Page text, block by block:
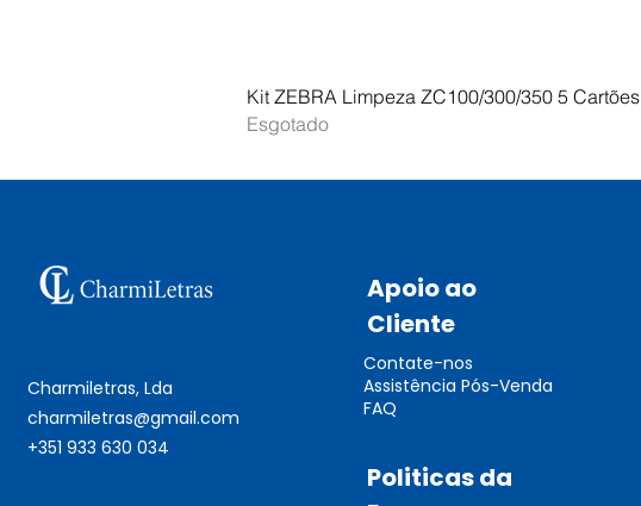
Kit ZEBRA Limpeza ZC100/300/350 5 Cartões
Esgotado
Charmiletras, Lda
charmiletras@gmail.com
+351 933 630 034
Apoio ao
Cliente
Contate-nos
Assistência Pós-Venda
FAQ
Politicas da